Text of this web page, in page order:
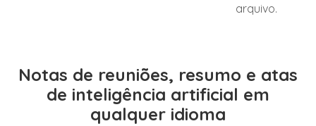
arquivo.
Notas de reuniões, resumo e atas
de inteligência artificial em
qualquer idioma